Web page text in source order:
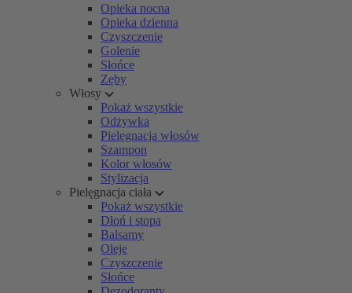
Opieka nocna
Opieka dzienna
Czyszczenie
Golenie
Słońce
Zęby
Włosy
Pokaż wszystkie
Odżywka
Pielęgnacja włosów
Szampon
Kolor włosów
Stylizacja
Pielęgnacja ciała
Pokaż wszystkie
Dłoń i stopa
Balsamy
Oleje
Czyszczenie
Słońce